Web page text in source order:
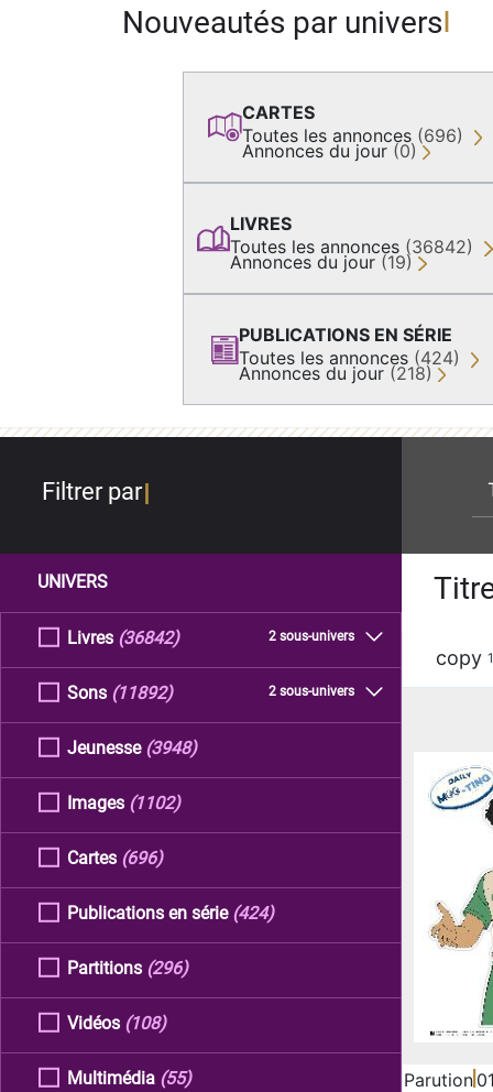
Nouveautés par univers
CARTES
Toutes les annonces (696)
Annonces du jour (0)
LIVRES
Toutes les annonces (36842)
Annonces du jour (19)
PUBLICATIONS EN SÉRIE
Toutes les annonces (424)
Annonces du jour (218)
Filtrer par
UNIVERS
Livres 2 sous-univers
(36842)
Sons 2 sous-univers
(11892)
Jeunesse (3948)
Images (1102)
Cartes (696)
Publications en série (424)
Partitions (296)
Vidéos (108)
Multimédia (55)
copy
Parution